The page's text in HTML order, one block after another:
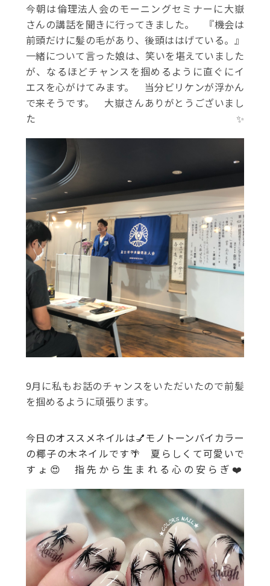
今朝は倫理法人会のモーニングセミナーに大嶽
さんの講話を聞きに行ってきました。 『機会は
前頭だけに髪の毛があり、後頭ははげている。』
一緒について言った娘は、笑いを堪えていました
が、なるほどチャンスを掴めるように直ぐにイ
エスを心がけてみます。 当分ビリケンが浮かん
で来そうです。 大嶽さんありがとうございまし
た✨
9月に私もお話のチャンスをいただいたので前髪
を掴めるように頑張ります。
今日のオススメネイルは💅モノトーンバイカラー
の椰子の木ネイルです🌴 夏らしくて可愛いで
すょ😍 指先から生まれる心の安らぎ❤️